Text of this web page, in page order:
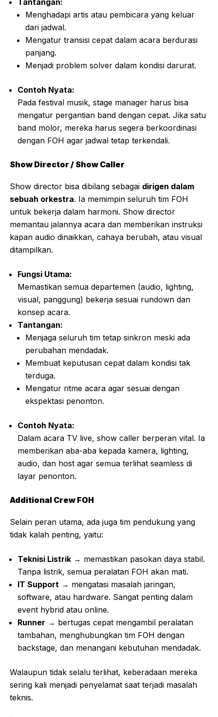
Tantangan:
Menghadapi artis atau pembicara yang keluar
dari jadwal.
Mengatur transisi cepat dalam acara berdurasi
panjang.
Menjadi problem solver dalam kondisi darurat.
Contoh Nyata:
Pada festival musik, stage manager harus bisa
mengatur pergantian band dengan cepat. Jika satu
band molor, mereka harus segera berkoordinasi
dengan FOH agar jadwal tetap terkendali.
Show Director / Show Caller
Show director bisa dibilang sebagai dirigen dalam
sebuah orkestra. Ia memimpin seluruh tim FOH
untuk bekerja dalam harmoni. Show director
memantau jalannya acara dan memberikan instruksi
kapan audio dinaikkan, cahaya berubah, atau visual
ditampilkan.
Fungsi Utama:
Memastikan semua departemen (audio, lighting,
visual, panggung) bekerja sesuai rundown dan
konsep acara.
Tantangan:
Menjaga seluruh tim tetap sinkron meski ada
perubahan mendadak.
Membuat keputusan cepat dalam kondisi tak
terduga.
Mengatur ritme acara agar sesuai dengan
ekspektasi penonton.
Contoh Nyata:
Dalam acara TV live, show caller berperan vital. Ia
memberikan aba-aba kepada kamera, lighting,
audio, dan host agar semua terlihat seamless di
layar penonton.
Additional Crew FOH
Selain peran utama, ada juga tim pendukung yang
tidak kalah penting, yaitu:
Teknisi Listrik → memastikan pasokan daya stabil.
Tanpa listrik, semua peralatan FOH akan mati.
IT Support → mengatasi masalah jaringan,
software, atau hardware. Sangat penting dalam
event hybrid atau online.
Runner → bertugas cepat mengambil peralatan
tambahan, menghubungkan tim FOH dengan
backstage, dan menangani kebutuhan mendadak.
Walaupun tidak selalu terlihat, keberadaan mereka
sering kali menjadi penyelamat saat terjadi masalah
teknis.